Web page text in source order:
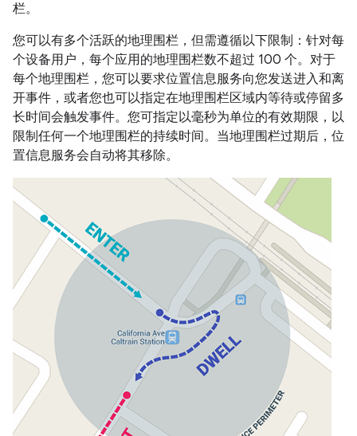
栏。
您可以有多个活跃的地理围栏，但需遵循以下限制：针对每
个设备用户，每个应用的地理围栏数不超过 100 个。对于
每个地理围栏，您可以要求位置信息服务向您发送进入和离
开事件，或者您也可以指定在地理围栏区域内等待或停留多
长时间会触发事件。 您可指定以毫秒为单位的有效期限，以
限制任何一个地理围栏的持续时间。当地理围栏过期后，位
置信息服务会自动将其移除。